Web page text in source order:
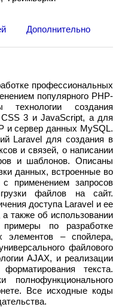
Дополнительно
профессиональных
популярного PHP-
создания
CSS 3 и JavaScript, а для
и сервер данных MySQL.
Laravel для создания в
и связей, о написании
и шаблонов. Описаны
данных, встроенные во
применением запросов
файлов на сайт.
доступа Laravel и ее
также об использовании
по разработке
элементов – спойлера,
файлового
AJAX, и реализации
текста.
полнофункционального
Все исходные коды